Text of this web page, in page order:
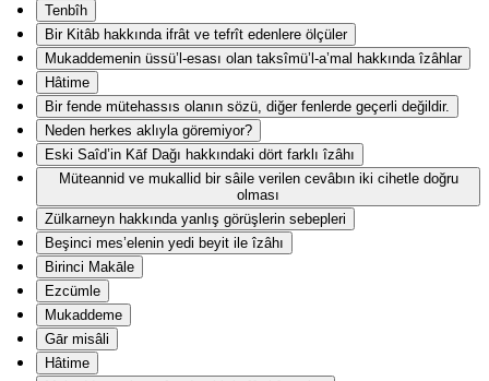
Tenbîh
Bir Kitâb hakkında ifrât ve tefrît edenlere ölçüler
Mukaddemenin üssü’l-esası olan taksîmü’l-a’mal hakkında îzâhlar
Hâtime
Bir fende mütehassıs olanın sözü, diğer fenlerde geçerli değildir.
Neden herkes aklıyla göremiyor?
Eski Saîd’in Kāf Dağı hakkındaki dört farklı îzâhı
Müteannid ve mukallid bir sâile verilen cevâbın iki cihetle doğru
olması
Zülkarneyn hakkında yanlış görüşlerin sebepleri
Beşinci mes’elenin yedi beyit ile îzâhı
Birinci Makāle
Ezcümle
Mukaddeme
Gār misâli
Hâtime